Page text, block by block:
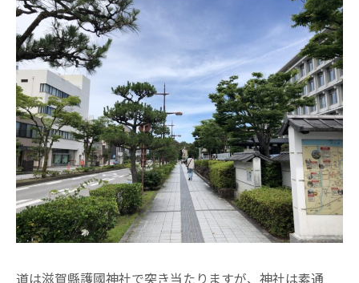
道は滋賀縣護國神社で突き当たりますが、神社は素通